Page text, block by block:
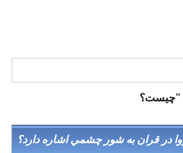
"چیست؟
در قران به شور چشمي اشاره دارد؟